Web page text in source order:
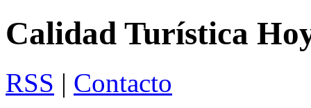
Calidad Turística
RSS | Contacto